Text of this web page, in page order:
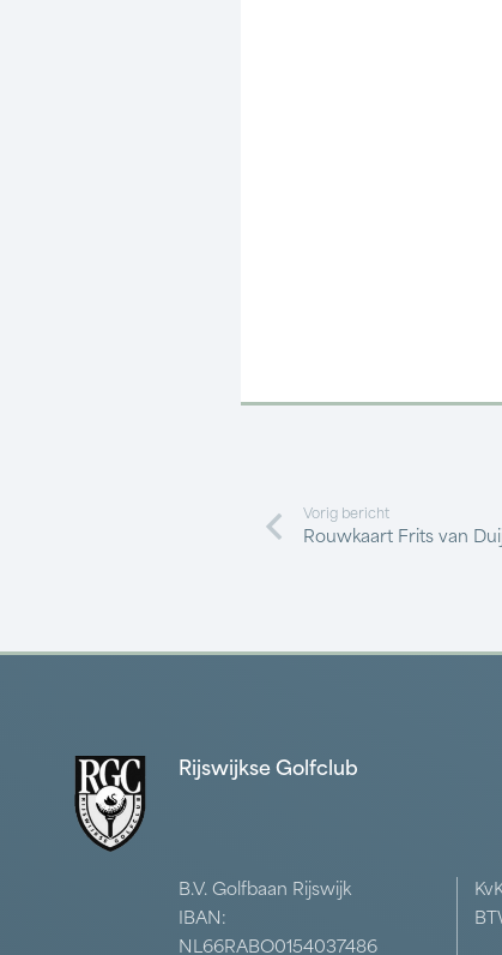
Vorig bericht
Rouwkaart Frits van
Rijswijkse Golfclub
B.V. Golfbaan Rijswijk
IBAN:
NL66RABO0154037486